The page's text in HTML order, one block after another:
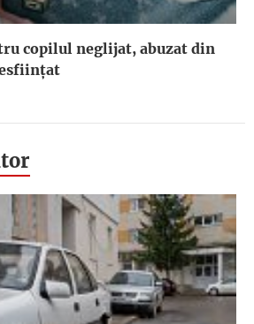
copilul neglijat, abuzat din